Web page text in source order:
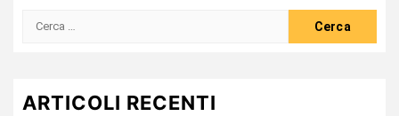
Ricerca
ARTICOLI RECENTI